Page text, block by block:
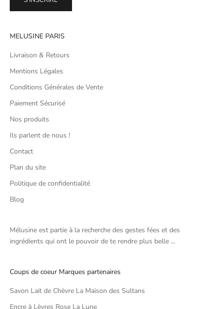
MELUSINE PARIS
Livraison & Retours
Mentions Légales
Conditions Générales de Vente
Paiement Sécurisé
Nos produits
Ils parlent de nous !
Contact
Plan du site
Politique de confidentialité
Blog
Mélusine est partie à la recherche des gestes fées et des
ingrédients qui ont le pouvoir de te rendre plus belle ...
Coups de coeur Marques partenaires
Savon Lait de Chèvre La Maison des Sultans
Encre à Lèvres Rose La Lune